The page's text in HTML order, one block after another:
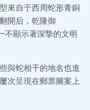
來自于西周蛇形青銅
開后，乾隆御
不顯示著深摯的文明
與蛇相干的地名也進
次呈現在郵票圖案上